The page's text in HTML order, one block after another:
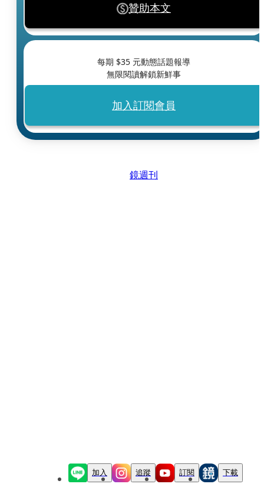
贊助本文
每期 $35 元動態話題報導
無限閱讀解鎖新鮮事
加入訂閱會員
鏡週刊
加入 追蹤 訂閱 下載